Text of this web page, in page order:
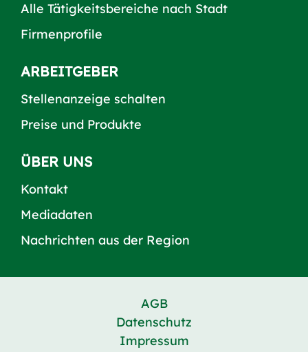
Alle Tätigkeitsbereiche nach Stadt
Firmenprofile
ARBEITGEBER
Stellenanzeige schalten
Preise und Produkte
ÜBER UNS
Kontakt
Mediadaten
Nachrichten aus der Region
AGB
Datenschutz
Impressum